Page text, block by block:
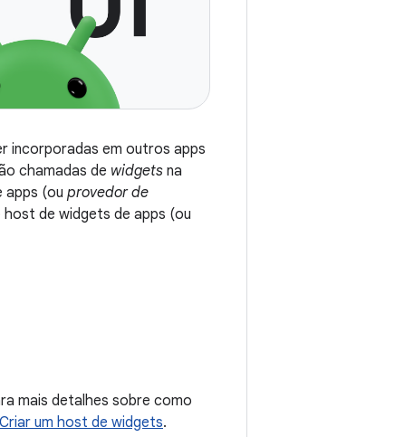
incorporadas em outros apps
chamadas de widgets na
apps (ou provedor de
de widgets de apps (ou
mais detalhes sobre como
Criar um host de widgets.